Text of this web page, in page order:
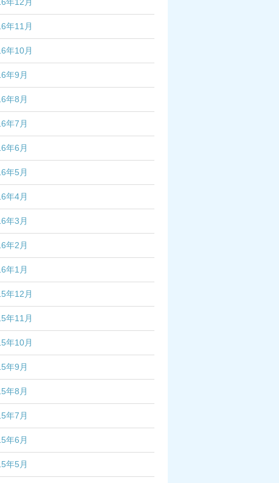
年11月
年10月
年9月
年8月
年7月
年6月
年5月
年4月
年3月
年2月
年1月
年12月
年11月
年10月
年9月
年8月
年7月
年6月
年5月